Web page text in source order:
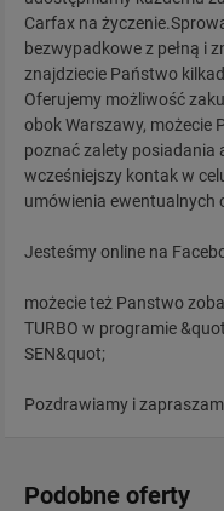
Carfax na
bezwypadkowe z pełną i
znajdziecie Państwo
Oferujemy możliwość
obok Warszawy, możecie
poznać zalety posiadania
wcześniejszy kontak w
umówienia ewentualnych
Jesteśmy online na
możecie też Panstwo
TURBO w programie
SEN&quot;
Pozdrawiamy i
Podobne oferty